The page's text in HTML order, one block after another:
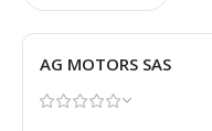
AG MOTORS SAS